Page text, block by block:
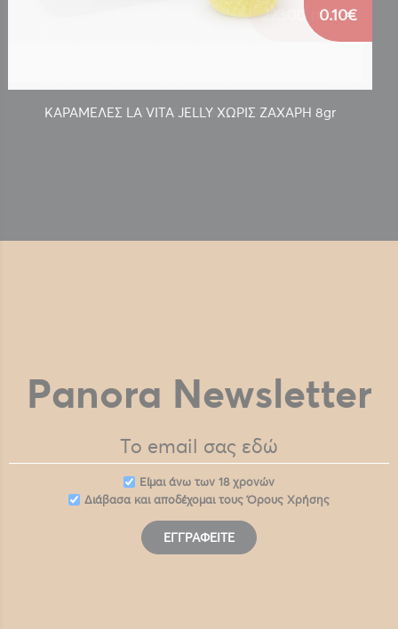
ΚΑΡΑΜΕΛΕΣ LA VITA JELLY ΧΩΡΙΣ ΖΑΧΑΡΗ 8gr
0.10€
Panora Newsletter
Eίμαι άνω των 18 χρονών
Διάβασα και αποδέχομαι τουςΌρους Χρήσης
ΕΓΓΡΑΦΕΊΤΕ